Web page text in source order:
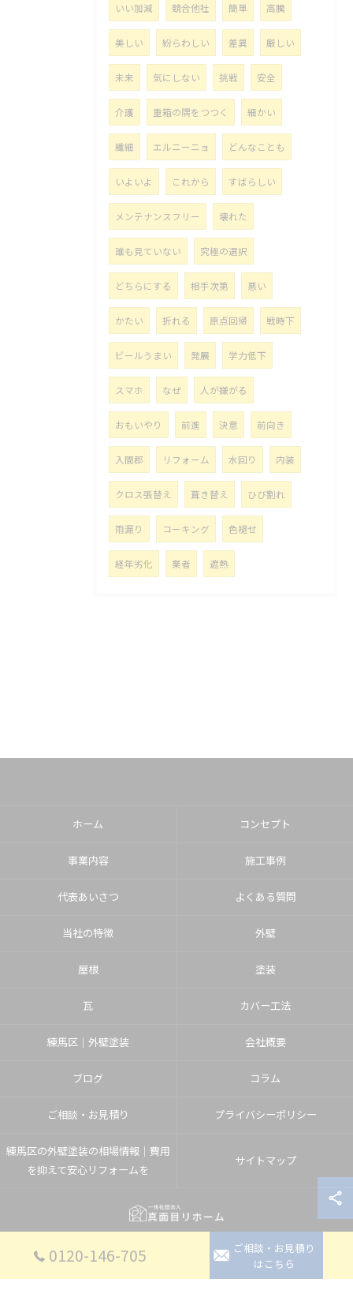
いい加減 競合他社 簡単 高騰
美しい 紛らわしい 差異 厳しい
未来 気にしない 挑戦 安全
介護 重箱の隅をつつく 細かい
繊細 エルニーニョ どんなことも
いよいよ これから すばらしい
メンテナンスフリー 壊れた
誰も見ていない 究極の選択
どちらにする 相手次第 悪い
かたい 折れる 原点回帰 戦時下
ビールうまい 発展 学力低下
スマホ なぜ 人が嫌がる
おもいやり 前進 決意 前向き
入間郡 リフォーム 水回り 内装
クロス張替え 葺き替え ひび割れ
雨漏り コーキング 色褪せ
経年劣化 業者 遮熱
0120-146-705
ご相談・お見積り
はこちら
ホーム コンセプト
事業内容 施工事例
代表あいさつ よくある質問
当社の特徴 外壁
屋根 塗装
瓦 カバー工法
練馬区│外壁塗装 会社概要
ブログ コラム
ご相談・お見積り プライバシーポリシー
練馬区の外壁塗装の相場情報｜費用
を抑えて安心リフォームを
サイトマップ
© 2026 埼玉県入間郡のリフォームなら一般社団法人真面目リホーム ALL RIGHTS